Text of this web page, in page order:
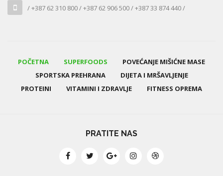
/ +387 62 310 800 / +387 62 906 500 / +387 33 874 440 /
POČETNA SUPERFOODS
POVEĆANJE MIŠIĆNE MASE
SPORTSKA PREHRANA
DIJETA I MRŠAVLJENJE
PROTEINI
VITAMINI I ZDRAVLJE FITNESS OPREMA
PRATITE NAS